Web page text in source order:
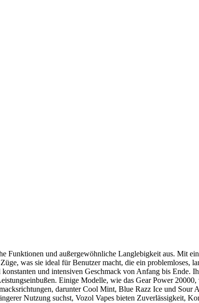
Funktionen und außergewöhnliche Langlebigkeit aus. Mit
was sie ideal für Benutzer macht, die ein problemloses,
und intensiven Geschmack von Anfang bis Ende.
Einige Modelle, wie das Gear Power 20000,
darunter Cool Mint, Blue Razz Ice und Sour
Nutzung suchst, Vozol Vapes bieten Zuverlässigkeit,